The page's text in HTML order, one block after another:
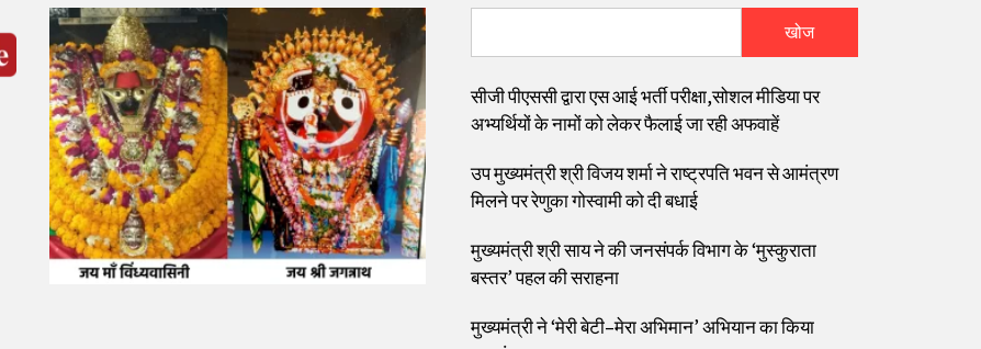
खोज
सीजी पीएससी द्वारा एस आई भर्ती परीक्षा,सोशल मीडिया पर
अभ्यर्थियों के नामों को लेकर फैलाई जा रही अफवाहें
उप मुख्यमंत्री श्री विजय शर्मा ने राष्ट्रपति भवन से आमंत्रण
मिलने पर रेणुका गोस्वामी को दी बधाई
मुख्यमंत्री श्री साय ने की जनसंपर्क विभाग के ‘मुस्कुराता
बस्तर’ पहल की सराहना
मुख्यमंत्री ने ‘मेरी बेटी–मेरा अभिमान’ अभियान का किया